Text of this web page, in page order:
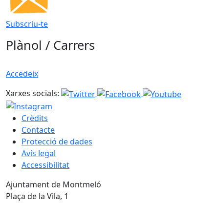
Subscriu-te
Plànol / Carrers
Accedeix
Xarxes socials:
Crèdits
Contacte
Protecció de dades
Avís legal
Accessibilitat
Ajuntament de Montmeló
Plaça de la Vila, 1